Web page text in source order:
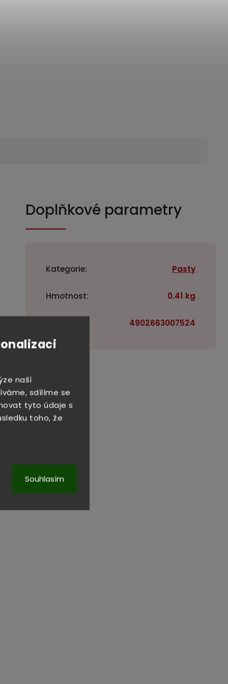
naší
sdílíme se
tyto údaje s
toho, že
Souhlasím
Doplňkové parametry
Kategorie: Pasty
Hmotnost: 0.41 kg
4902663007524